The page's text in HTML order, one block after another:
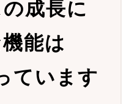
成長に
能は
ています